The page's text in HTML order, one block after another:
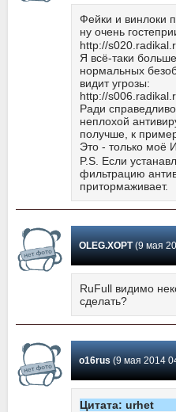
Фейки и винлоки
ну очень
http://
Я всё-таки
нормальных
видит угрозы:
http://
Ради
неплохой
получше, к
Это - только моё
P.S. Если
фильтрацию
притормаживает.
OLEG.XOPT(9 мая 2014
RuFull видимо
сделать?
o16rus(9 мая 2014
Цитата: urhet